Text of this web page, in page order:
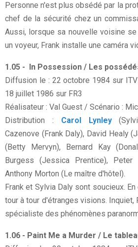
Personne n'est plus obsédé par la
chef de la sécurité chez un
Aussi, lorsque sa nouvelle voisine
un voyeur, Frank installe une caméra
1.05 - In Possession / Les
Diffusion le : 22 octobre 1984 sur
18 juillet 1986 sur FR3
Réalisateur : Val Guest / Scénario :
Distribution : Carol Lynley
Cazenove (Frank Daly), David Healy
(Betty Mervyn), Bernard Kay
Burgess (Jessica Prentice), Peter
Anthony Morton (Le maître d'hôtel).
Frank et Sylvia Daly sont soucieux.
tour à tour d'étranges visions. Inquiet,
spécialiste des phénomènes
1.06 - Paint Me a Murder / Le